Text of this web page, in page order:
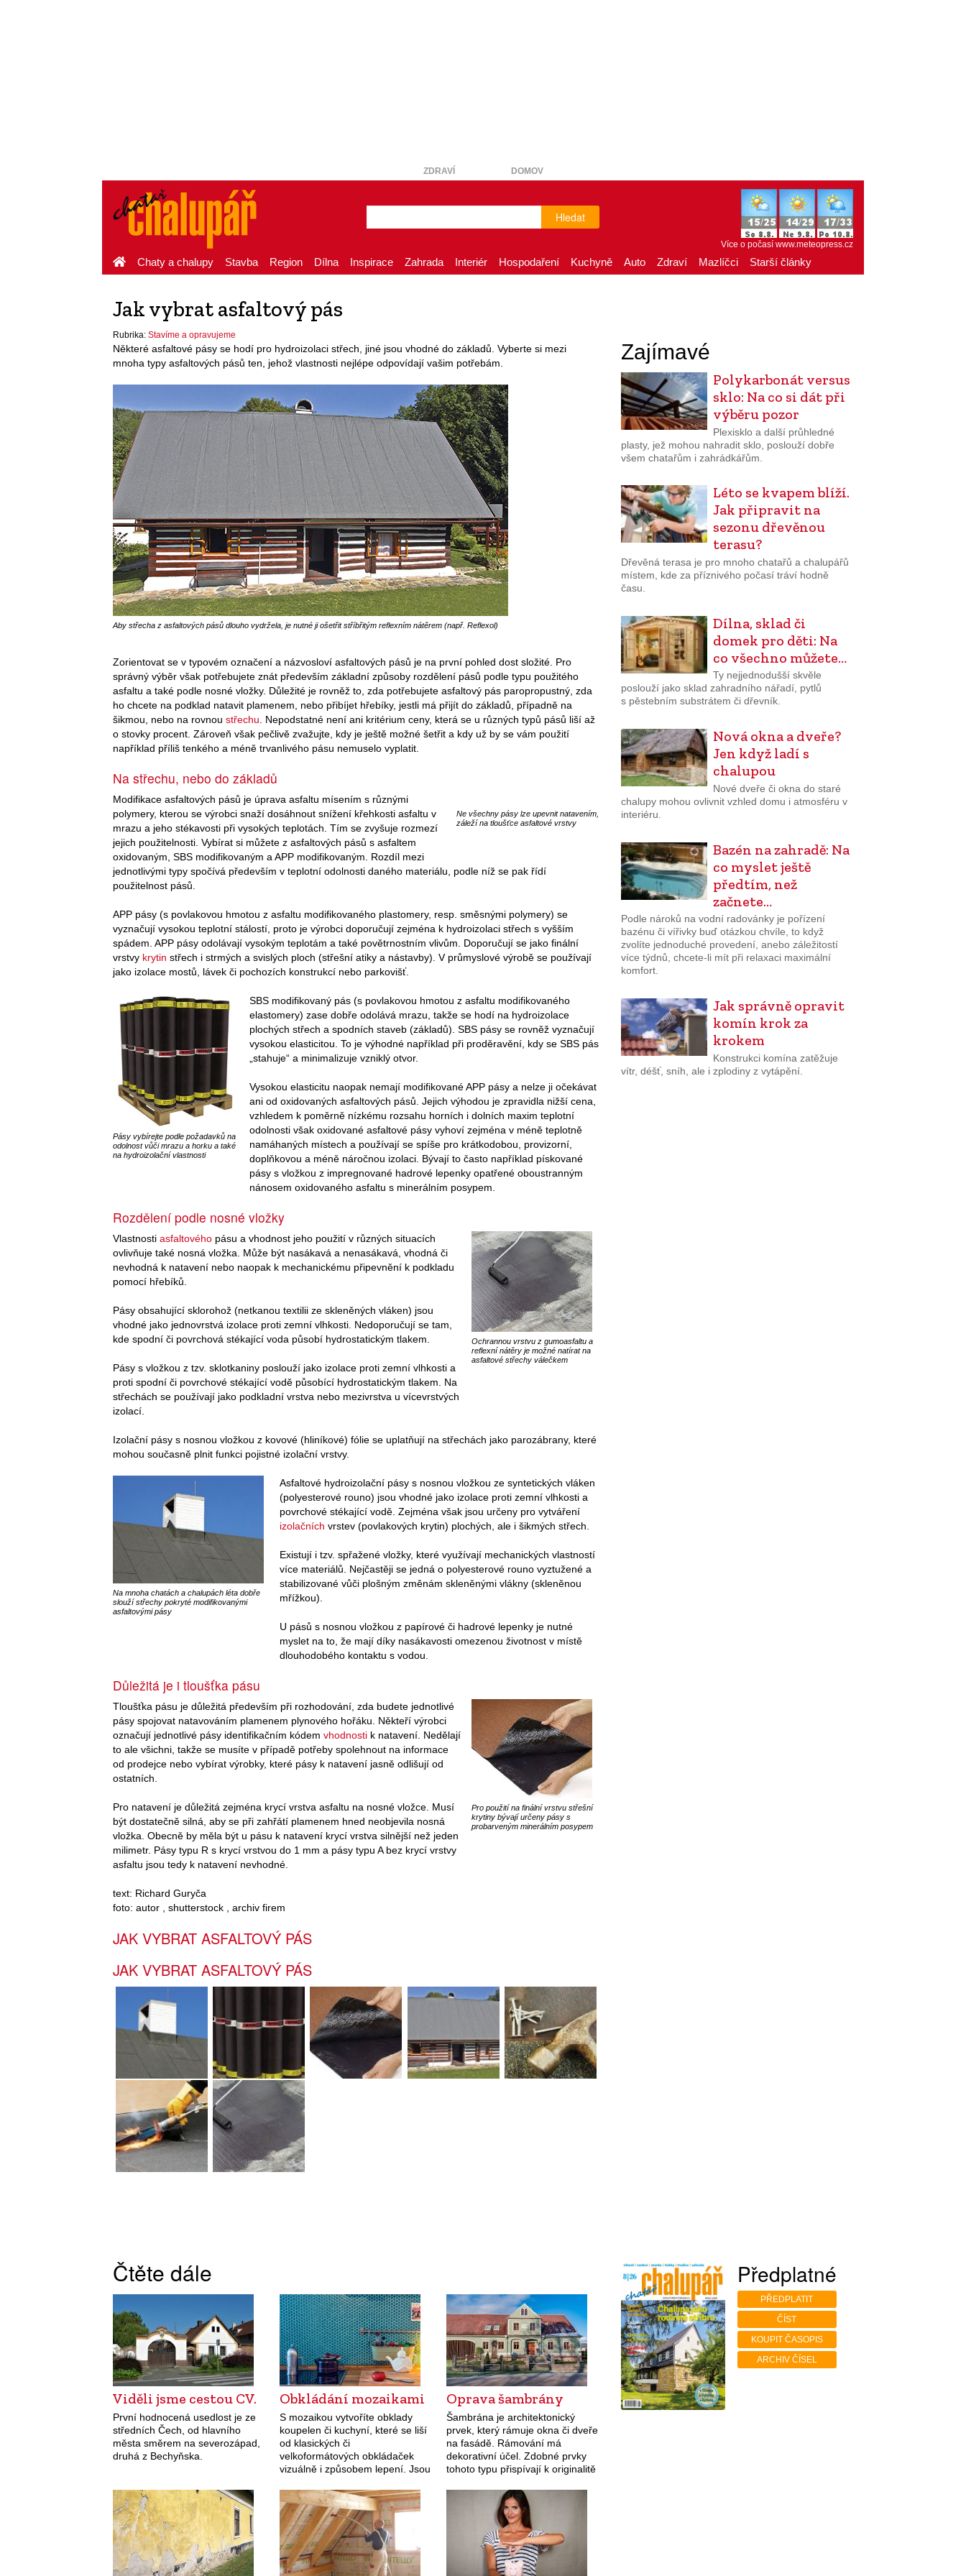
ZDRAVÍ DOMOV
Hledat
Více o počasí www.meteopress.cz
Chaty a chalupy Stavba Region Dílna Inspirace Zahrada Interiér Hospodaření Kuchyně Auto Zdraví Mazlíčci Starší články
Jak vybrat asfaltový pás
Rubrika: Stavíme a opravujeme
Některé asfaltové pásy se hodí pro hydroizolaci střech, jiné jsou vhodné do základů. Vyberte si mezi
mnoha typy asfaltových pásů ten, jehož vlastnosti nejlépe odpovídají vašim potřebám.
Aby střecha z asfaltových pásů dlouho vydržela, je nutné ji ošetřit stříbřitým reflexním nátěrem (např. Reflexol)
Zorientovat se v typovém označení a názvosloví asfaltových pásů je na první pohled dost složité. Pro
správný výběr však potřebujete znát především základní způsoby rozdělení pásů podle typu použitého
asfaltu a také podle nosné vložky. Důležité je rovněž to, zda potřebujete asfaltový pás paropropustný, zda
ho chcete na podklad natavit plamenem, nebo přibíjet hřebíky, jestli má přijít do základů, případně na
šikmou, nebo na rovnou střechu . Nepodstatné není ani kritérium ceny, která se u různých typů pásů liší až
o stovky procent. Zároveň však pečlivě zvažujte, kdy je ještě možné šetřit a kdy už by se vám použití
například příliš tenkého a méně trvanlivého pásu nemuselo vyplatit.
Na střechu, nebo do základů
Ne všechny pásy lze upevnit natavením,
záleží na tloušťce asfaltové vrstvy
Modifikace asfaltových pásů je úprava asfaltu mísením s různými
polymery, kterou se výrobci snaží dosáhnout snížení křehkosti asfaltu v
mrazu a jeho stékavosti při vysokých teplotách. Tím se zvyšuje rozmezí
jejich použitelnosti. Vybírat si můžete z asfaltových pásů s asfaltem
oxidovaným, SBS modifikovaným a APP modifikovaným. Rozdíl mezi
jednotlivými typy spočívá především v teplotní odolnosti daného materiálu, podle níž se pak řídí
použitelnost pásů.
APP pásy (s povlakovou hmotou z asfaltu modifikovaného plastomery, resp. směsnými polymery) se
vyznačují vysokou teplotní stálostí, proto je výrobci doporučují zejména k hydroizolaci střech s vyšším
spádem. APP pásy odolávají vysokým teplotám a také povětrnostním vlivům. Doporučují se jako finální
vrstvy krytin střech i strmých a svislých ploch (střešní atiky a nástavby). V průmyslové výrobě se používají
jako izolace mostů, lávek či pochozích konstrukcí nebo parkovišť.
Pásy vybírejte podle požadavků na
odolnost vůči mrazu a horku a také
na hydroizolační vlastnosti
SBS modifikovaný pás (s povlakovou hmotou z asfaltu modifikovaného
elastomery) zase dobře odolává mrazu, takže se hodí na hydroizolace
plochých střech a spodních staveb (základů). SBS pásy se rovněž vyznačují
vysokou elasticitou. To je výhodné například při proděravění, kdy se SBS pás
„stahuje“ a minimalizuje vzniklý otvor.
Vysokou elasticitu naopak nemají modifikované APP pásy a nelze ji očekávat
ani od oxidovaných asfaltových pásů. Jejich výhodou je zpravidla nižší cena,
vzhledem k poměrně nízkému rozsahu horních i dolních maxim teplotní
odolnosti však oxidované asfaltové pásy vyhoví zejména v méně teplotně
namáhaných místech a používají se spíše pro krátkodobou, provizorní,
doplňkovou a méně náročnou izolaci. Bývají to často například pískované
pásy s vložkou z impregnované hadrové lepenky opatřené oboustranným
nánosem oxidovaného asfaltu s minerálním posypem.
Rozdělení podle nosné vložky
Ochrannou vrstvu z gumoasfaltu a
reflexní nátěry je možné natírat na
asfaltové střechy válečkem
Vlastnosti asfaltového pásu a vhodnost jeho použití v různých situacích
ovlivňuje také nosná vložka. Může být nasákavá a nenasákavá, vhodná či
nevhodná k natavení nebo naopak k mechanickému připevnění k podkladu
pomocí hřebíků.
Pásy obsahující sklorohož (netkanou textilii ze skleněných vláken) jsou
vhodné jako jednovrstvá izolace proti zemní vlhkosti. Nedoporučují se tam,
kde spodní či povrchová stékající voda působí hydrostatickým tlakem.
Pásy s vložkou z tzv. sklotkaniny poslouží jako izolace proti zemní vlhkosti a
proti spodní či povrchové stékající vodě působící hydrostatickým tlakem. Na
střechách se používají jako podkladní vrstva nebo mezivrstva u vícevrstvých
izolací.
Izolační pásy s nosnou vložkou z kovové (hliníkové) fólie se uplatňují na střechách jako parozábrany, které
mohou současně plnit funkci pojistné izolační vrstvy.
Na mnoha chatách a chalupách léta dobře
slouží střechy pokryté modifikovanými
asfaltovými pásy
Asfaltové hydroizolační pásy s nosnou vložkou ze syntetických vláken
(polyesterové rouno) jsou vhodné jako izolace proti zemní vlhkosti a
povrchové stékající vodě. Zejména však jsou určeny pro vytváření
izolačních vrstev (povlakových krytin) plochých, ale i šikmých střech.
Existují i tzv. spřažené vložky, které využívají mechanických vlastností
více materiálů. Nejčastěji se jedná o polyesterové rouno vyztužené a
stabilizované vůči plošným změnám skleněnými vlákny (skleněnou
mřížkou).
U pásů s nosnou vložkou z papírové či hadrové lepenky je nutné
myslet na to, že mají díky nasákavosti omezenou životnost v místě
dlouhodobého kontaktu s vodou.
Důležitá je i tloušťka pásu
Pro použití na finální vrstvu střešní
krytiny bývají určeny pásy s
probarveným minerálním posypem
Tloušťka pásu je důležitá především při rozhodování, zda budete jednotlivé
pásy spojovat natavováním plamenem plynového hořáku. Někteří výrobci
označují jednotlivé pásy identifikačním kódem vhodnosti k natavení. Nedělají
to ale všichni, takže se musíte v případě potřeby spolehnout na informace
od prodejce nebo vybírat výrobky, které pásy k natavení jasně odlišují od
ostatních.
Pro natavení je důležitá zejména krycí vrstva asfaltu na nosné vložce. Musí
být dostatečně silná, aby se při zahřátí plamenem hned neobjevila nosná
vložka. Obecně by měla být u pásu k natavení krycí vrstva silnější než jeden
milimetr. Pásy typu R s krycí vrstvou do 1 mm a pásy typu A bez krycí vrstvy
asfaltu jsou tedy k natavení nevhodné.
text: Richard Guryča
foto: autor , shutterstock , archiv firem
JAK VYBRAT ASFALTOVÝ PÁS
JAK VYBRAT ASFALTOVÝ PÁS
Zajímavé
Polykarbonát versus
sklo: Na co si dát při
výběru pozor
Plexisklo a další průhledné
plasty, jež mohou nahradit sklo, poslouží dobře
všem chatařům i zahrádkářům.
Léto se kvapem blíží.
Jak připravit na
sezonu dřevěnou
terasu?
Dřevěná terasa je pro mnoho chatařů a chalupářů
místem, kde za příznivého počasí tráví hodně
času.
Dílna, sklad či
domek pro děti: Na
co všechno můžete…
Ty nejjednodušší skvěle
poslouží jako sklad zahradního nářadí, pytlů
s pěstebním substrátem či dřevník.
Nová okna a dveře?
Jen když ladí s
chalupou
Nové dveře či okna do staré
chalupy mohou ovlivnit vzhled domu i atmosféru v
interiéru.
Bazén na zahradě: Na
co myslet ještě
předtím, než
začnete…
Podle nároků na vodní radovánky je pořízení
bazénu či vířivky buď otázkou chvíle, to když
zvolíte jednoduché provedení, anebo záležitostí
více týdnů, chcete-li mít při relaxaci maximální
komfort.
Jak správně opravit
komín krok za
krokem
Konstrukci komína zatěžuje
vítr, déšť, sníh, ale i zplodiny z vytápění.
Čtěte dále
Viděli jsme cestou CV.
První hodnocená usedlost je ze
středních Čech, od hlavního
města směrem na severozápad,
druhá z Bechyňska.
Obkládání mozaikami
S mozaikou vytvoříte obklady
koupelen či kuchyní, které se liší
od klasických či
velkoformátových obkládaček
vizuálně i způsobem lepení. Jsou
atmosféru.
Oprava šambrány
Šambrána je architektonický
prvek, který rámuje okna či dveře
na fasádě. Rámování má
dekorativní účel. Zdobné prvky
tohoto typu přispívají k originalitě
Předplatné
PŘEDPLATIT
ČÍST
KOUPIT ČASOPIS
ARCHIV ČÍSEL